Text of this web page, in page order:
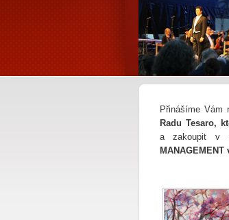
Přinášíme Vám
Radu Tesaro,
a zakoupit